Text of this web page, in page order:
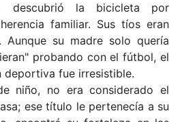
descubrió la bicicleta por
familiar. Sus tíos eran
Aunque su madre solo quería
probando con el fútbol, el
deportiva fue irresistible.
niño, no era considerado el
ese título le pertenecía a su